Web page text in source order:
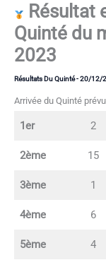
Résultat
Quinté du
2023
Résultats Du Quinté-20/12/
Arrivée du Quinté
1er 2
2ème 15
3ème 1
4ème 6
5ème 4